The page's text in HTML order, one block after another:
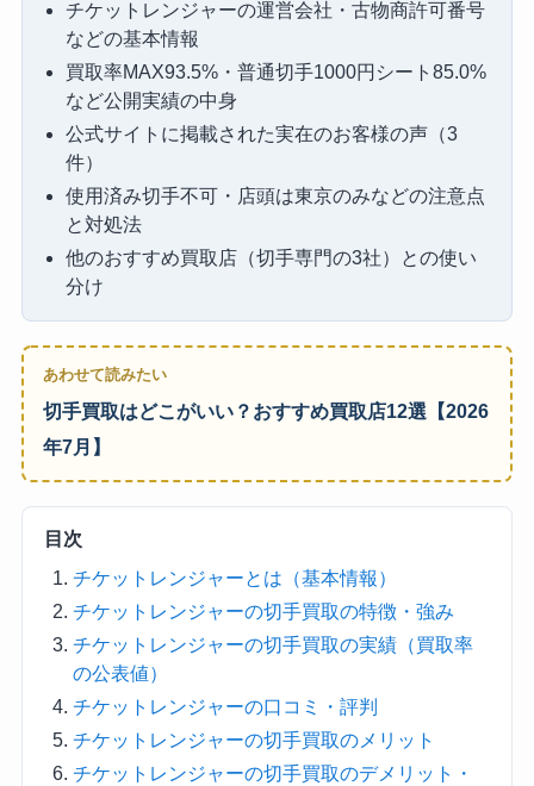
チケットレンジャーの運営会社・古物商許可番号
などの基本情報
買取率MAX93.5%・普通切手1000円シート85.0%
など公開実績の中身
公式サイトに掲載された実在のお客様の声（3
件）
使用済み切手不可・店頭は東京のみなどの注意点
と対処法
他のおすすめ買取店（切手専門の3社）との使い
分け
あわせて読みたい
切手買取はどこがいい？おすすめ買取店12選【2026
年7月】
目次
チケットレンジャーとは（基本情報）
チケットレンジャーの切手買取の特徴・強み
チケットレンジャーの切手買取の実績（買取率
の公表値）
チケットレンジャーの口コミ・評判
チケットレンジャーの切手買取のメリット
チケットレンジャーの切手買取のデメリット・